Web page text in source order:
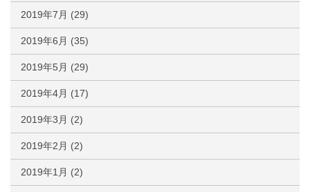
2019年7月 (29)
2019年6月 (35)
2019年5月 (29)
2019年4月 (17)
2019年3月 (2)
2019年2月 (2)
2019年1月 (2)